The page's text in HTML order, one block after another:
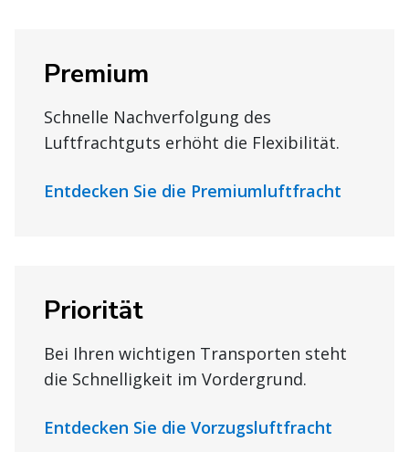
Premium
Schnelle Nachverfolgung des
Luftfrachtguts erhöht die Flexibilität.
Entdecken Sie die Premiumluftfracht
Priorität
Bei Ihren wichtigen Transporten steht
die Schnelligkeit im Vordergrund.
Entdecken Sie die Vorzugsluftfracht